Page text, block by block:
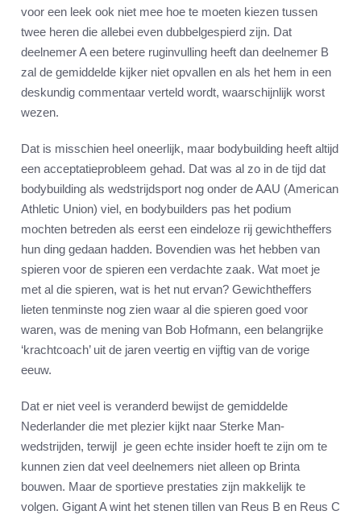
voor een leek ook niet mee hoe te moeten kiezen tussen
twee heren die allebei even dubbelgespierd zijn. Dat
deelnemer A een betere ruginvulling heeft dan deelnemer B
zal de gemiddelde kijker niet opvallen en als het hem in een
deskundig commentaar verteld wordt, waarschijnlijk worst
wezen.
Dat is misschien heel oneerlijk, maar bodybuilding heeft altijd
een acceptatieprobleem gehad. Dat was al zo in de tijd dat
bodybuilding als wedstrijdsport nog onder de AAU (American
Athletic Union) viel, en bodybuilders pas het podium
mochten betreden als eerst een eindeloze rij gewichtheffers
hun ding gedaan hadden. Bovendien was het hebben van
spieren voor de spieren een verdachte zaak. Wat moet je
met al die spieren, wat is het nut ervan? Gewichtheffers
lieten tenminste nog zien waar al die spieren goed voor
waren, was de mening van Bob Hofmann, een belangrijke
‘krachtcoach’ uit de jaren veertig en vijftig van de vorige
eeuw.
Dat er niet veel is veranderd bewijst de gemiddelde
Nederlander die met plezier kijkt naar Sterke Man-
wedstrijden, terwijl je geen echte insider hoeft te zijn om te
kunnen zien dat veel deelnemers niet alleen op Brinta
bouwen. Maar de sportieve prestaties zijn makkelijk te
volgen. Gigant A wint het stenen tillen van Reus B en Reus C